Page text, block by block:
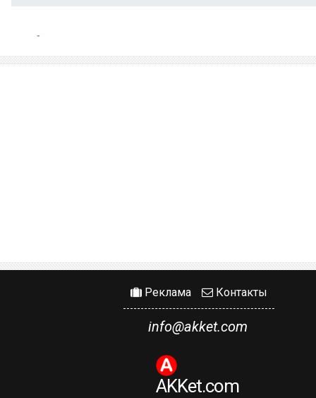
Реклама Контакты
info@akket.com
AKKet.com